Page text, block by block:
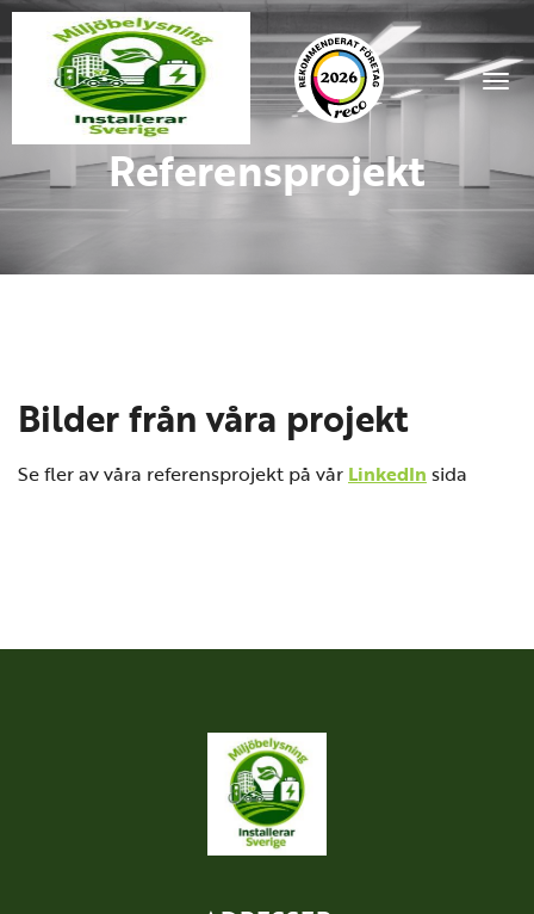
Referensprojekt
Bilder från våra projekt
Se fler av våra referensprojekt på vår LinkedIn sida